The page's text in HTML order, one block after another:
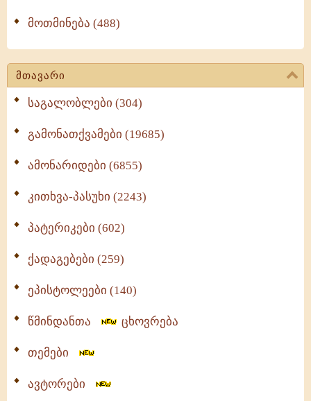
მოთმინება (488)
მთავარი
საგალობლები (304)
გამონათქვამები (19685)
ამონარიდები (6855)
კითხვა-პასუხი (2243)
პატერიკები (602)
ქადაგებები (259)
ეპისტოლეები (140)
წმინდანთა ცხოვრება
თემები
ავტორები